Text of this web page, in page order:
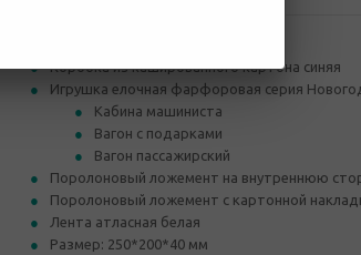
Коробка из кашированного картона синяя
Игрушка елочная фарфоровая серия
Кабина машиниста
Вагон с подарками
Вагон пассажирский
Поролоновый ложемент на внутреннюю
Поролоновый ложемент с картонной
Лента атласная белая
Размер: 250*200*40 мм